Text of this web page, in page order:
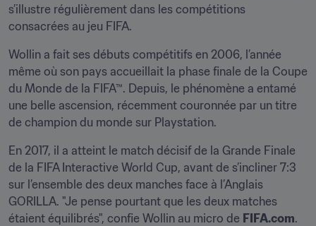
s’illustre régulièrement dans les compétitions
consacrées au jeu FIFA.
Wollin a fait ses débuts compétitifs en 2006, l’année
même où son pays accueillait la phase finale de la Coupe
du Monde de la FIFA™. Depuis, le phénomène a entamé
une belle ascension, récemment couronnée par un titre
de champion du monde sur Playstation.
En 2017, il a atteint le match décisif de la Grande Finale
de la FIFA Interactive World Cup, avant de s’incliner 7:3
sur l’ensemble des deux manches face à l’Anglais
GORILLA. "Je pense pourtant que les deux matches
étaient équilibrés", confie Wollin au micro de FIFA.com.